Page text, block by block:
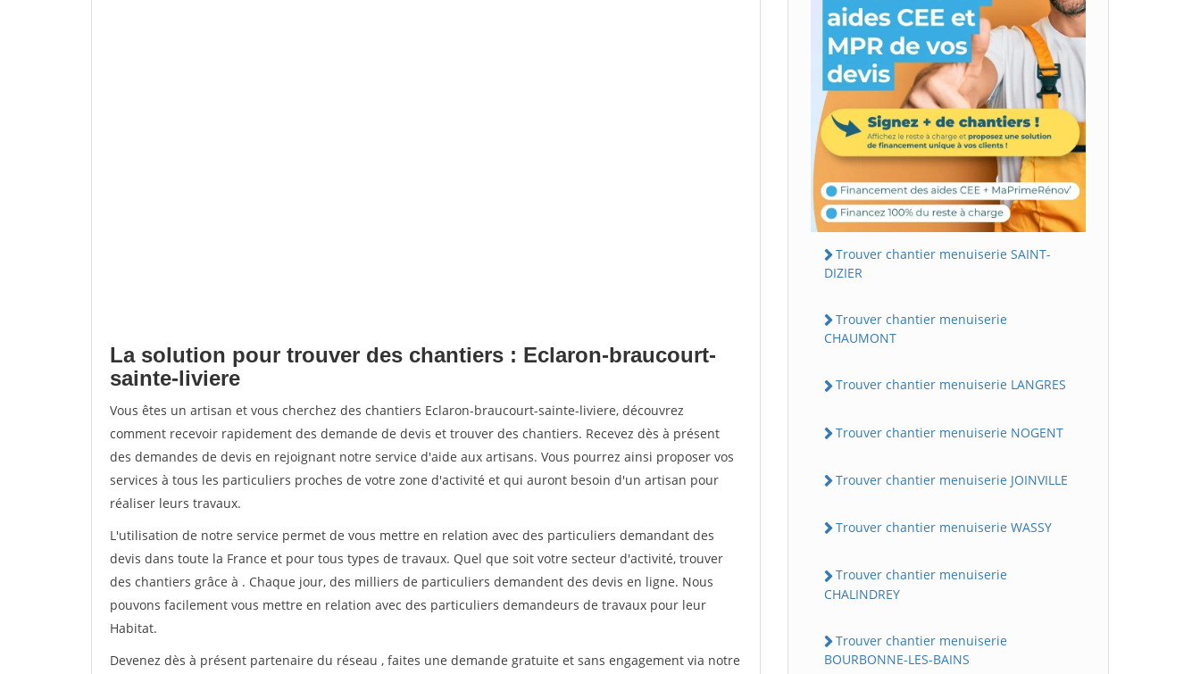
La solution pour trouver des chantiers : Eclaron-braucourt-
sainte-liviere
Vous êtes un artisan et vous cherchez des chantiers Eclaron-braucourt-sainte-liviere, découvrez
comment recevoir rapidement des demande de devis et trouver des chantiers. Recevez dès à présent
des demandes de devis en rejoignant notre service d'aide aux artisans. Vous pourrez ainsi proposer vos
services à tous les particuliers proches de votre zone d'activité et qui auront besoin d'un artisan pour
réaliser leurs travaux.
L'utilisation de notre service permet de vous mettre en relation avec des particuliers demandant des
devis dans toute la France et pour tous types de travaux. Quel que soit votre secteur d'activité, trouver
des chantiers grâce à . Chaque jour, des milliers de particuliers demandent des devis en ligne. Nous
pouvons facilement vous mettre en relation avec des particuliers demandeurs de travaux pour leur
Habitat.
Devenez dès à présent partenaire du réseau , faites une demande gratuite et sans engagement via notre
Trouver chantier menuiserie SAINT-
DIZIER
Trouver chantier menuiserie
CHAUMONT
Trouver chantier menuiserie LANGRES
Trouver chantier menuiserie NOGENT
Trouver chantier menuiserie JOINVILLE
Trouver chantier menuiserie WASSY
Trouver chantier menuiserie
CHALINDREY
Trouver chantier menuiserie
BOURBONNE-LES-BAINS